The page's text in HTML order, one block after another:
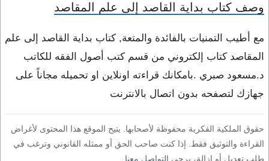
وصف كتاب بداية القاصد إلى علم المقاصد
مع أطيب التمنيات بالفائدة والمتعة, كتاب بداية القاصد إلى علم
المقاصد كتاب إلكتروني من قسم كتب أصول الفقه للكاتب
د.مسعود صبري .بامكانك قراءته اونلاين او تحميله مجاناً على
جهازك لتصفحه بدون اتصال بالانترنت
حقوق الملكية الفكرية محفوظة لأصحابها. يتيح الموقع هذا المحتوى لأغراض
القراءة والتوثيق فقط. إذا كنت صاحب الحق أو ممثله القانوني وترغب في
طلب تعديل أو إزالة، يرجى التواصل معنا